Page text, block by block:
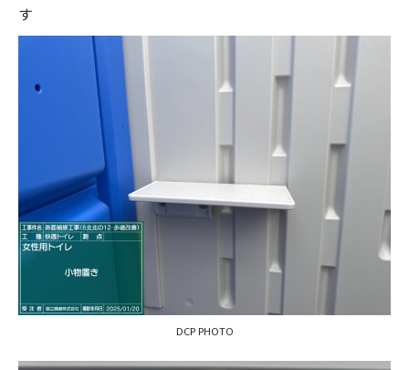
す
DCP PHOTO